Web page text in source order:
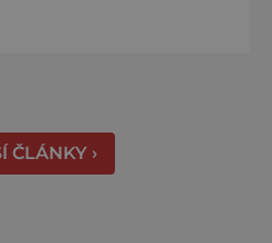
na svatební tabuli.
ČLÁNKY ›